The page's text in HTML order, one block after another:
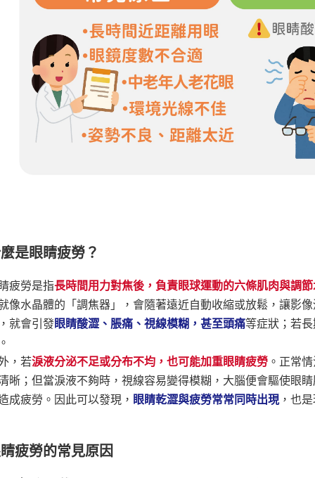
是眼睛疲勞？
疲勞是指長時間用力對焦後，負責眼球運動的六條肌肉與調
像水晶體的「調焦器」，會隨著遠近自動收縮或放鬆，讓影
就會引發眼睛酸澀、脹痛、視線模糊，甚至頭痛等症狀；若
，若淚液分泌不足或分布不均，也可能加重眼睛疲勞。正常
晰；但當淚液不夠時，視線容易變得模糊，大腦便會驅使眼
成疲勞。因此可以發現， 眼睛乾澀與疲勞常常同時出現，也
疲勞的常見原因